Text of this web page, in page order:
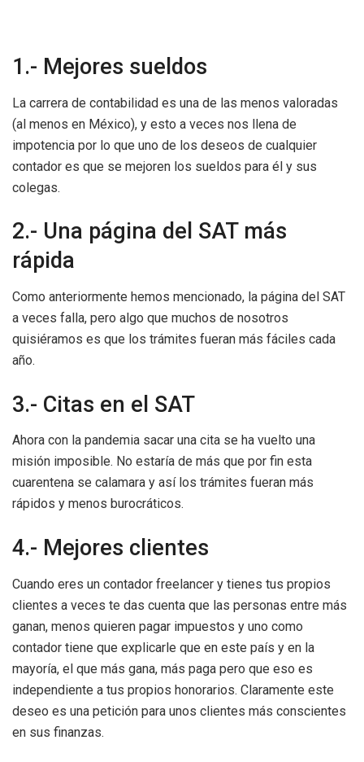
1.- Mejores sueldos
La carrera de contabilidad es una de las menos valoradas
(al menos en México), y esto a veces nos llena de
impotencia por lo que uno de los deseos de cualquier
contador es que se mejoren los sueldos para él y sus
colegas.
2.- Una página del SAT más
rápida
Como anteriormente hemos mencionado, la página del SAT
a veces falla, pero algo que muchos de nosotros
quisiéramos es que los trámites fueran más fáciles cada
año.
3.- Citas en el SAT
Ahora con la pandemia sacar una cita se ha vuelto una
misión imposible. No estaría de más que por fin esta
cuarentena se calamara y así los trámites fueran más
rápidos y menos burocráticos.
4.- Mejores clientes
Cuando eres un contador freelancer y tienes tus propios
clientes a veces te das cuenta que las personas entre más
ganan, menos quieren pagar impuestos y uno como
contador tiene que explicarle que en este país y en la
mayoría, el que más gana, más paga pero que eso es
independiente a tus propios honorarios. Claramente este
deseo es una petición para unos clientes más conscientes
en sus finanzas.